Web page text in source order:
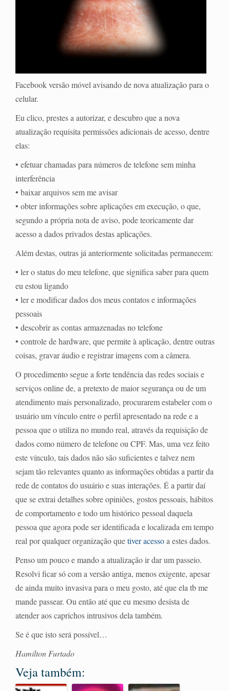
Facebook versão móvel avisando de nova atualização para o
celular.
Eu clico, prestes a autorizar, e descubro que a nova
atualização requisita permissões adicionais de acesso, dentre
elas:
• efetuar chamadas para números de telefone sem minha
interferência
• baixar arquivos sem me avisar
• obter informações sobre aplicações em execução, o que,
segundo a própria nota de aviso, pode teoricamente dar
acesso a dados privados destas aplicações.
Além destas, outras já anteriormente solicitadas permanecem:
• ler o status do meu telefone, que significa saber para quem
eu estou ligando
• ler e modificar dados dos meus contatos e informações
pessoais
• descobrir as contas armazenadas no telefone
• controle de hardware, que permite à aplicação, dentre outras
coisas, gravar áudio e registrar imagens com a câmera.
O procedimento segue a forte tendência das redes sociais e
serviços online de, a pretexto de maior segurança ou de um
atendimento mais personalizado, procurarem estabeler com o
usuário um vínculo entre o perfil apresentado na rede e a
pessoa que o utiliza no mundo real, através da requisição de
dados como número de telefone ou CPF. Mas, uma vez feito
este vínculo, tais dados não são suficientes e talvez nem
sejam tão relevantes quanto as informações obtidas a partir da
rede de contatos do usuário e suas interações. É a partir daí
que se extrai detalhes sobre opiniões, gostos pessoais, hábitos
de comportamento e todo um histórico pessoal daquela
pessoa que agora pode ser identificada e localizada em tempo
real por qualquer organização quetiver acessoa estes dados.
Penso um pouco e mando a atualização ir dar um passeio.
Resolvi ficar só com a versão antiga, menos exigente, apesar
de ainda muito invasiva para o meu gosto, até que ela tb me
mande passear. Ou então até que eu mesmo desista de
atender aos caprichos intrusivos dela também.
Se é que isto será possível…
Hamilton Furtado
Veja também: